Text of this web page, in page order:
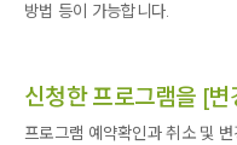
방법 등이 가능합니다.
신청한 프로그램을 [
프로그램 예약확인과 취소 및